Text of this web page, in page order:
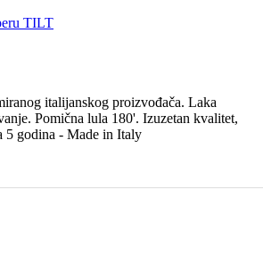
TILT
italijanskog proizvođača. Laka
Pomična lula 180'. Izuzetan kvalitet,
5 godina - Made in Italy